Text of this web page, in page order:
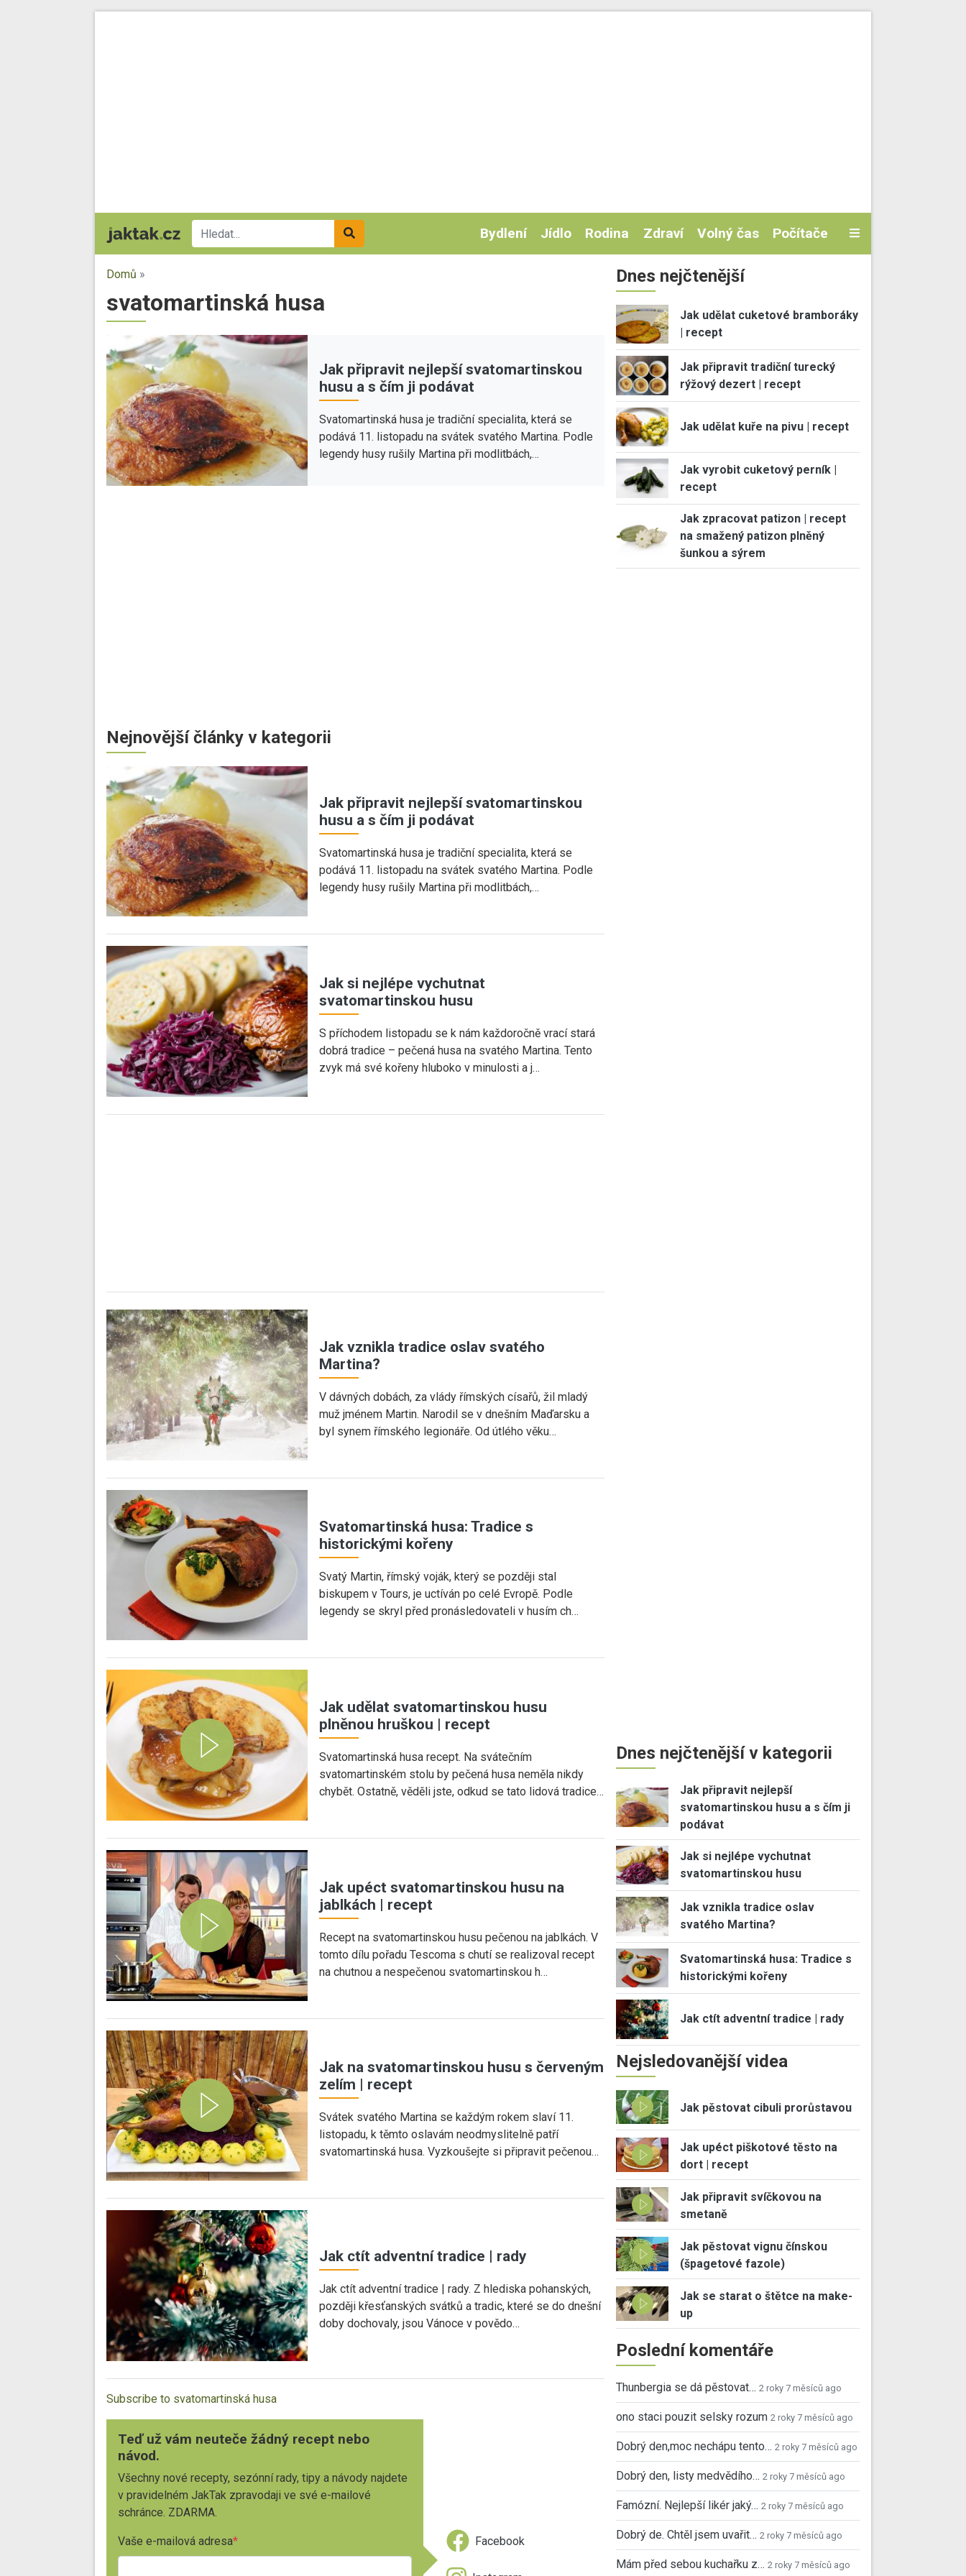
Bydlení Jídlo Rodina Zdraví Volný čas Počítače
Domů »
svatomartinská husa
Jak připravit nejlepší svatomartinskou
husu a s čím ji podávat
Svatomartinská husa je tradiční specialita, která se
podává 11. listopadu na svátek svatého Martina. Podle
legendy husy rušily Martina při modlitbách,…
Nejnovější články v kategorii
Jak připravit nejlepší svatomartinskou
husu a s čím ji podávat
Svatomartinská husa je tradiční specialita, která se
podává 11. listopadu na svátek svatého Martina. Podle
legendy husy rušily Martina při modlitbách,…
Jak si nejlépe vychutnat
svatomartinskou husu
S příchodem listopadu se k nám každoročně vrací stará
dobrá tradice – pečená husa na svatého Martina. Tento
zvyk má své kořeny hluboko v minulosti a j…
Jak vznikla tradice oslav svatého
Martina?
V dávných dobách, za vlády římských císařů, žil mladý
muž jménem Martin. Narodil se v dnešním Maďarsku a
byl synem římského legionáře. Od útlého věku…
Svatomartinská husa: Tradice s
historickými kořeny
Svatý Martin, římský voják, který se později stal
biskupem v Tours, je uctíván po celé Evropě. Podle
legendy se skryl před pronásledovateli v husím ch…
Jak udělat svatomartinskou husu
plněnou hruškou | recept
Svatomartinská husa recept. Na svátečním
svatomartinském stolu by pečená husa neměla nikdy
chybět. Ostatně, věděli jste, odkud se tato lidová tradice…
Jak upéct svatomartinskou husu na
jablkách | recept
Recept na svatomartinskou husu pečenou na jablkách. V
tomto dílu pořadu Tescoma s chutí se realizoval recept
na chutnou a nespečenou svatomartinskou h…
Jak na svatomartinskou husu s červeným
zelím | recept
Svátek svatého Martina se každým rokem slaví 11.
listopadu, k těmto oslavám neodmyslitelně patří
svatomartinská husa. Vyzkoušejte si připravit pečenou…
Jak ctít adventní tradice | rady
Jak ctít adventní tradice | rady. Z hlediska pohanských,
později křesťanských svátků a tradic, které se do dnešní
doby dochovaly, jsou Vánoce v povědo…
Subscribe to svatomartinská husa
Teď už vám neuteče žádný recept nebo
návod.
Všechny nové recepty, sezónní rady, tipy a návody najdete
v pravidelném JakTak zpravodaji ve své e-mailové
schránce. ZDARMA.
Vaše e-mailová adresa Facebook
Dnes nejčtenější
Jak udělat cuketové bramboráky
| recept
Jak připravit tradiční turecký
rýžový dezert | recept
Jak udělat kuře na pivu | recept
Jak vyrobit cuketový perník |
recept
Jak zpracovat patizon | recept
na smažený patizon plněný
šunkou a sýrem
Dnes nejčtenější v kategorii
Jak připravit nejlepší
svatomartinskou husu a s čím ji
podávat
Jak si nejlépe vychutnat
svatomartinskou husu
Jak vznikla tradice oslav
svatého Martina?
Svatomartinská husa: Tradice s
historickými kořeny
Jak ctít adventní tradice | rady
Nejsledovanější videa
Jak pěstovat cibuli prorůstavou
Jak upéct piškotové těsto na
dort | recept
Jak připravit svíčkovou na
smetaně
Jak pěstovat vignu čínskou
(špagetové fazole)
Jak se starat o štětce na make-
up
Poslední komentáře
Thunbergia se dá pěstovat… 2 roky 7 měsíců ago
ono staci pouzit selsky rozum 2 roky 7 měsíců ago
Dobrý den,moc nechápu tento… 2 roky 7 měsíců ago
Dobrý den, listy medvědího… 2 roky 7 měsíců ago
Famózní. Nejlepší likér jaký… 2 roky 7 měsíců ago
Dobrý de. Chtěl jsem uvařit… 2 roky 7 měsíců ago
Mám před sebou kuchařku z… 2 roky 7 měsíců ago